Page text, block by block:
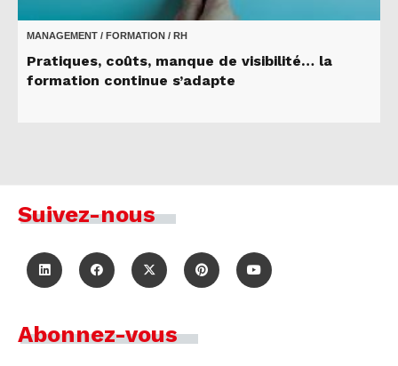
MANAGEMENT / FORMATION / RH
Pratiques, coûts, manque de visibilité… la
formation continue s’adapte
Suivez-nous
Abonnez-vous